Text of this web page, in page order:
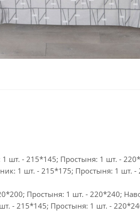
шт. - 215*145; Простыня: 1 шт. -
1 шт. - 215*175; Простыня: 1 шт.
Простыня: 1 шт. - 220*240;
- 215*145; Простыня: 1 шт. -